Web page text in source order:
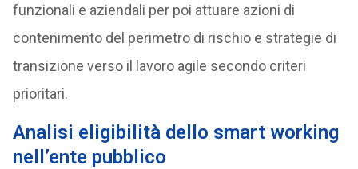
funzionali e aziendali per poi attuare azioni di
contenimento del perimetro di rischio e strategie di
transizione verso il lavoro agile secondo criteri
prioritari.
Analisi eligibilità dello smart working
nell’ente pubblico